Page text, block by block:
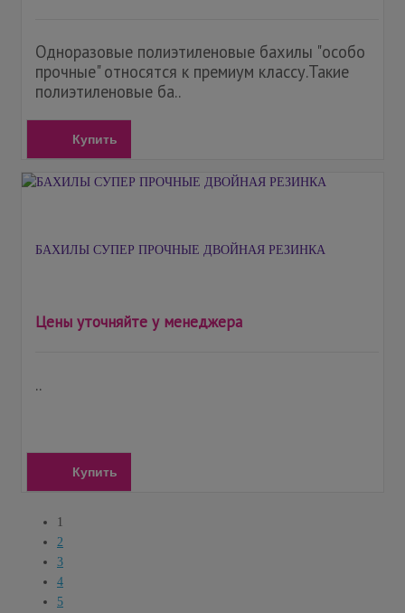
Одноразовые полиэтиленовые бахилы "особо
прочные" относятся к премиум классу.Такие
полиэтиленовые ба..
Купить
БАХИЛЫ СУПЕР ПРОЧНЫЕ ДВОЙНАЯ РЕЗИНКА
Цены уточняйте у менеджера
..
Купить
1
2
3
4
5